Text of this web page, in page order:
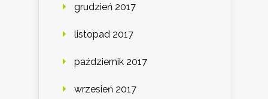
grudzień 2017
listopad 2017
październik 2017
wrzesień 2017